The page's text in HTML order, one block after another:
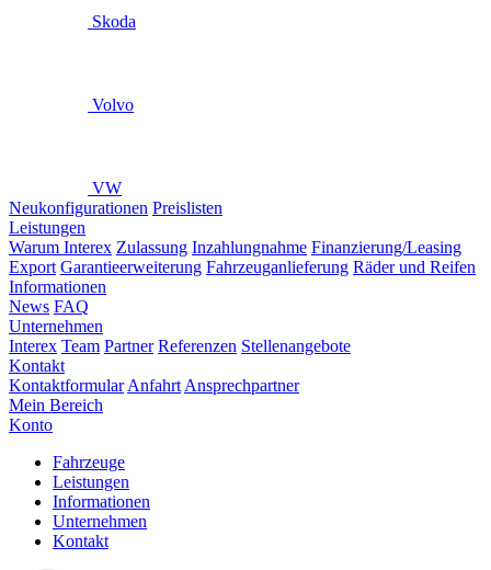
Skoda
Volvo
VW
Neukonfigurationen Preislisten
Leistungen
Warum Interex Zulassung Inzahlungnahme Finanzierung/Leasing
Export Garantieerweiterung Fahrzeuganlieferung Räder und Reifen
Informationen
News FAQ
Unternehmen
Interex Team Partner Referenzen Stellenangebote
Kontakt
Kontaktformular Anfahrt Ansprechpartner
Mein Bereich
Konto
Fahrzeuge
Leistungen
Informationen
Unternehmen
Kontakt